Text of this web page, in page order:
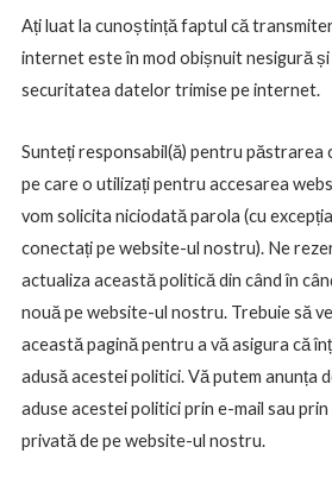
Ați luat la cunoștință faptul că
internet este în mod obișnuit nesigură
securitatea datelor trimise pe internet.
Sunteți responsabil(ă) pentru păstrarea
pe care o utilizați pentru accesarea
vom solicita niciodată parola (cu
conectați pe website-ul nostru). Ne
actualiza această politică din când în
nouă pe website-ul nostru. Trebuie să
această pagină pentru a vă asigura că
adusă acestei politici. Vă putem anunța
aduse acestei politici prin e-mail sau
privată de pe website-ul nostru.